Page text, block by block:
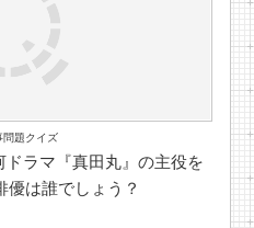
題クイズ
ラマ『真田丸』の主役を
は誰でしょう？